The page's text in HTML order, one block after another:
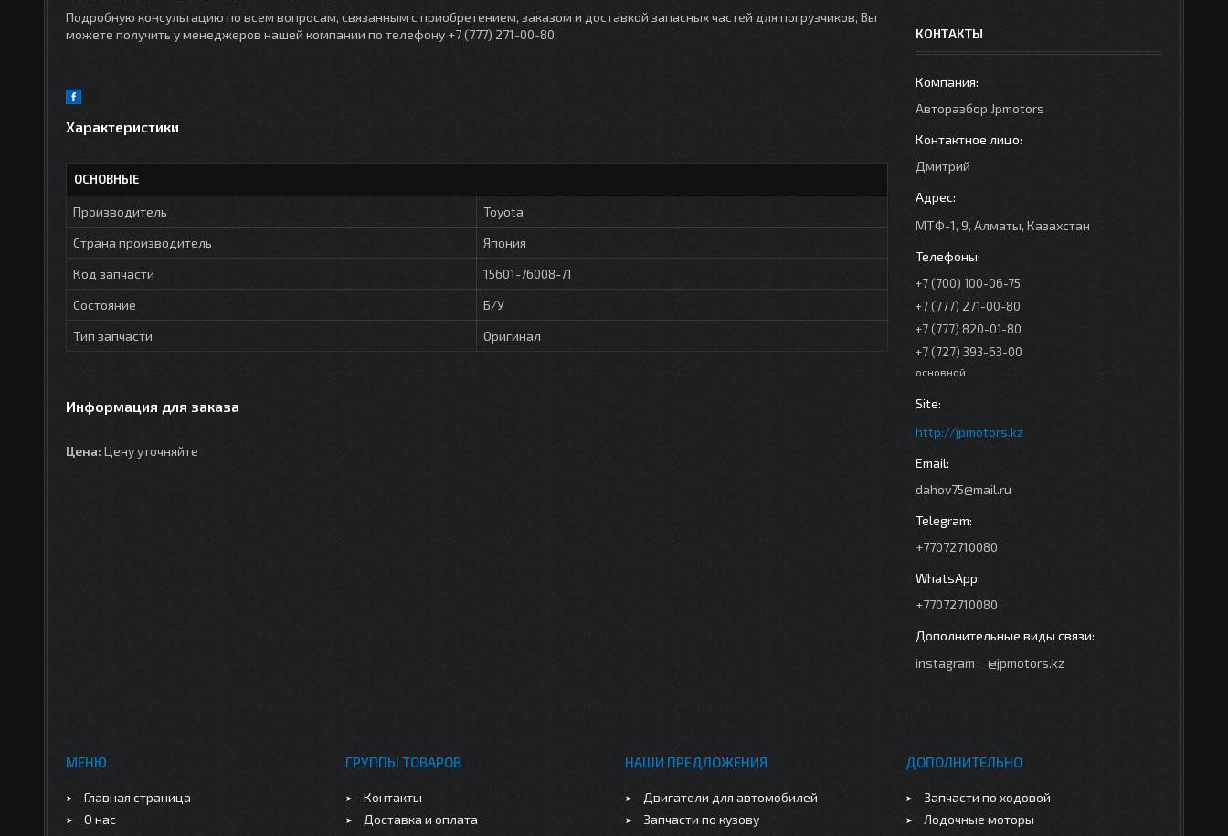
Подробную консультацию по всем вопросам, связанным с приобретением, заказом и доставкой запасных частей для погрузчиков, Вы
можете получить у менеджеров нашей компании по телефону +7 (777) 271-00-80.
Характеристики
ОСНОВНЫЕ
Производитель
Toyota
Страна производитель
Япония
Код запчасти
15601-76008-71
Состояние
Б/У
Тип запчасти
Оригинал
Информация для заказа
Цена: Цену уточняйте
КОНТАКТЫ
Авторазбор Jpmotors
Дмитрий
МТФ-1, 9, Алматы, Казахстан
+7 (700) 100-06-75
+7 (777) 271-00-80
+7 (777) 820-01-80
+7 (727) 393-63-00
основной
http://jpmotors.kz
dahov75@mail.ru
+77072710080
+77072710080
instagram @jpmotors.kz
МЕНЮ
Главная страница
О нас
ГРУППЫ ТОВАРОВ
Контакты
Доставка и оплата
НАШИ ПРЕДЛОЖЕНИЯ
Двигатели для автомобилей
Запчасти по кузову
ДОПОЛНИТЕЛЬНО
Запчасти по ходовой
Лодочные моторы